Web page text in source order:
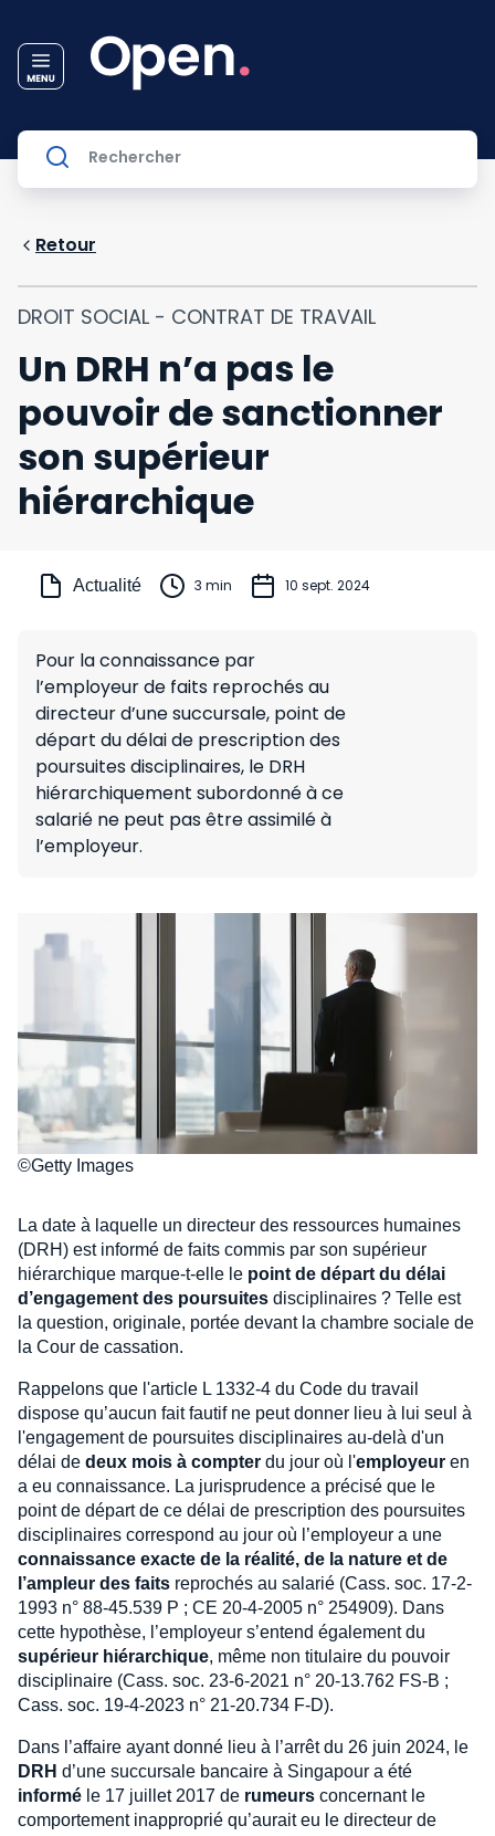
Retour
DROIT SOCIAL - CONTRAT DE TRAVAIL
Un DRH n’a pas le
pouvoir de sanctionner
son supérieur
hiérarchique
Actualité 3 min 10 sept. 2024
Pour la connaissance par
l’employeur de faits reprochés au
directeur d’une succursale, point de
départ du délai de prescription des
poursuites disciplinaires, le DRH
hiérarchiquement subordonné à ce
salarié ne peut pas être assimilé à
l’employeur.
©Getty Images
La date à laquelle un directeur des ressources humaines
(DRH) est informé de faits commis par son supérieur
hiérarchique marque-t-elle le point de départ du délai
d’engagement des poursuites disciplinaires ? Telle est
la question, originale, portée devant la chambre sociale de
la Cour de cassation.
Rappelons que l'article L 1332-4 du Code du travail
dispose qu’aucun fait fautif ne peut donner lieu à lui seul à
l'engagement de poursuites disciplinaires au-delà d'un
délai de deux mois à compter du jour où l'employeur en
a eu connaissance. La jurisprudence a précisé que le
point de départ de ce délai de prescription des poursuites
disciplinaires correspond au jour où l’employeur a une
connaissance exacte de la réalité, de la nature et de
l’ampleur des faits reprochés au salarié (Cass. soc. 17-2-
1993 n° 88-45.539 P ; CE 20-4-2005 n° 254909). Dans
cette hypothèse, l’employeur s’entend également du
supérieur hiérarchique, même non titulaire du pouvoir
disciplinaire (Cass. soc. 23-6-2021 n° 20-13.762 FS-B ;
Cass. soc. 19-4-2023 n° 21-20.734 F-D).
Dans l’affaire ayant donné lieu à l’arrêt du 26 juin 2024, le
DRH d’une succursale bancaire à Singapour a été
informé le 17 juillet 2017 de rumeurs concernant le
comportement inapproprié qu’aurait eu le directeur de